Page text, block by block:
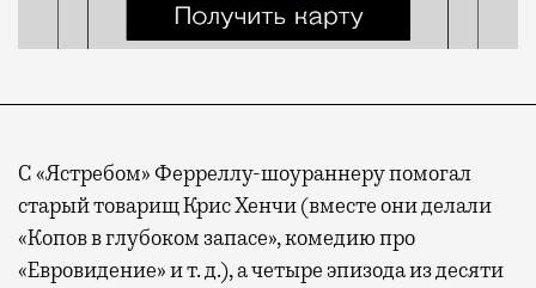
С «Ястребом» Ферреллу-шоураннеру помогал
старый товарищ Крис Хенчи (вместе они делали
«Копов в глубоком запасе», комедию про
«Евровидение» и т. д.), а четыре эпизода из десяти